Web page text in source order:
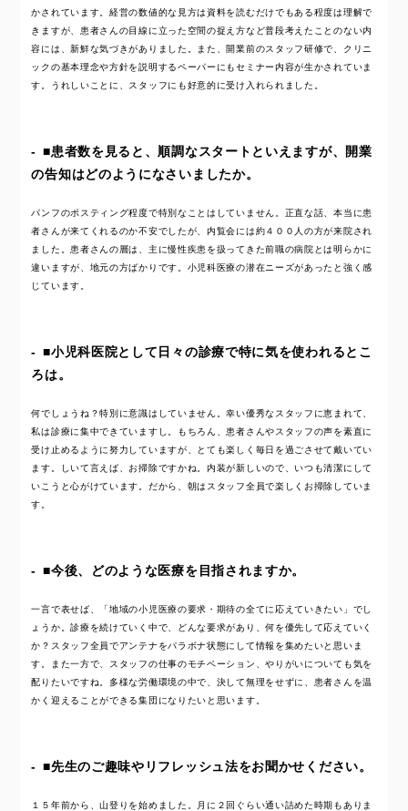
かされています。経営の数値的な見方は資料を読むだけでもある程度は理解で
きますが、患者さんの目線に立った空間の捉え方など普段考えたことのない内
容には、新鮮な気づきがありました。また、開業前のスタッフ研修で、クリニ
ックの基本理念や方針を説明するペーパーにもセミナー内容が生かされていま
す。うれしいことに、スタッフにも好意的に受け入れられました。
■患者数を見ると、順調なスタートといえますが、開業
の告知はどのようになさいましたか。
パンフのポスティング程度で特別なことはしていません。正直な話、本当に患
者さんが来てくれるのか不安でしたが、内覧会には約４００人の方が来院され
ました。患者さんの層は、主に慢性疾患を扱ってきた前職の病院とは明らかに
違いますが、地元の方ばかりです。小児科医療の潜在ニーズがあったと強く感
じています。
■小児科医院として日々の診療で特に気を使われるとこ
ろは。
何でしょうね？特別に意識はしていません。幸い優秀なスタッフに恵まれて、
私は診療に集中できていますし。もちろん、患者さんやスタッフの声を素直に
受け止めるように努力していますが、とても楽しく毎日を過ごさせて戴いてい
ます。しいて言えば、お掃除ですかね。内装が新しいので、いつも清潔にして
いこうと心がけています。だから、朝はスタッフ全員で楽しくお掃除していま
す。
■今後、どのような医療を目指されますか。
一言で表せば、「地域の小児医療の要求・期待の全てに応えていきたい」でし
ょうか。診療を続けていく中で、どんな要求があり、何を優先して応えていく
か？スタッフ全員でアンテナをパラボナ状態にして情報を集めたいと思いま
す。また一方で、スタッフの仕事のモチベーション、やりがいについても気を
配りたいですね。多様な労働環境の中で、決して無理をせずに、患者さんを温
かく迎えることができる集団になりたいと思います。
■先生のご趣味やリフレッシュ法をお聞かせください。
１５年前から、山登りを始めました。月に２回ぐらい通い詰めた時期もありま